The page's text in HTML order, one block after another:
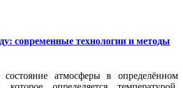
современные технологии и методы
атмосферы в определённом